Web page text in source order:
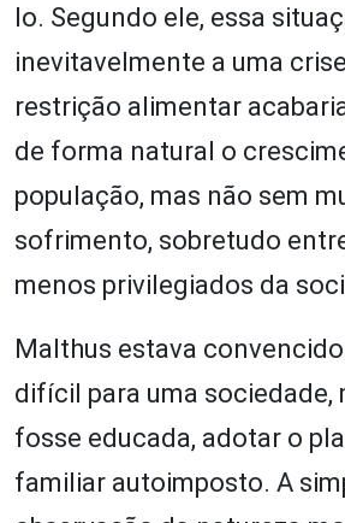
lo. Segundo ele, essa
inevitavelmente a uma
restrição alimentar
de forma natural o
população, mas não sem
sofrimento, sobretudo
menos privilegiados da
Malthus estava
difícil para uma sociedade,
fosse educada, adotar o
familiar autoimposto. A